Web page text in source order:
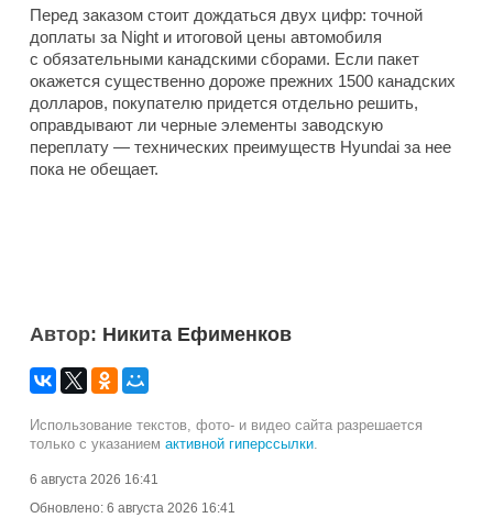
Перед заказом стоит дождаться двух цифр: точной
доплаты за Night и итоговой цены автомобиля
с обязательными канадскими сборами. Если пакет
окажется существенно дороже прежних 1500 канадских
долларов, покупателю придется отдельно решить,
оправдывают ли черные элементы заводскую
переплату — технических преимуществ Hyundai за нее
пока не обещает.
Автор: Никита Ефименков
Использование текстов, фото- и видео сайта разрешается
только с указанием активной гиперссылки
6 августа 2026 16:41
Обновлено: 6 августа 2026 16:41